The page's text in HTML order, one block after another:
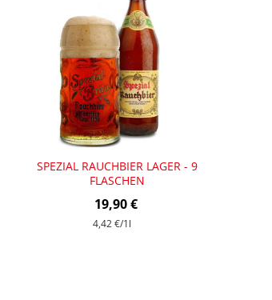
SPEZIAL RAUCHBIER LAGER - 9
FLASCHEN
19,90 €
4,42 €/1l